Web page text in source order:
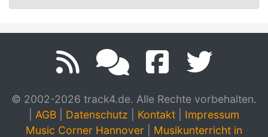
© 2002-2026 track4.de. Alle Rechte vorbehalten.
AGB Datenschutz Kontakt
Impressum
Music Corner Hannover
Musikunterricht in